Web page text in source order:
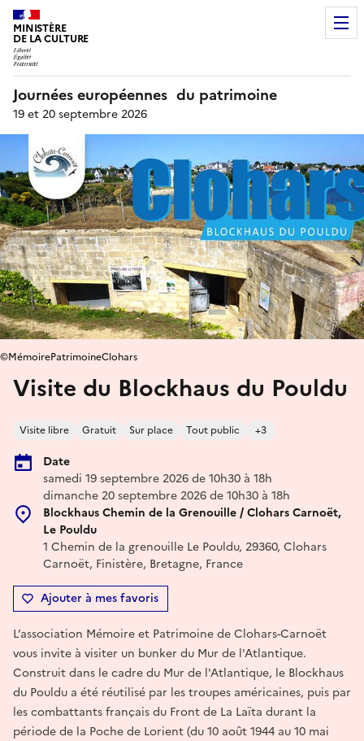
MINISTÈRE
DE LA CULTURE
Journées européennes du patrimoine
19 et 20 septembre 2026
Visite du Blockhaus du Pouldu
Visite libre Gratuit Sur place Tout public +3
Date
samedi 19 septembre 2026 de 10h30 à 18h
dimanche 20 septembre 2026 de 10h30 à 18h
Blockhaus Chemin de la Grenouille / Clohars Carnoët,
Le Pouldu
1 Chemin de la grenouille Le Pouldu, 29360, Clohars
Carnoët, Finistère, Bretagne, France
Ajouter à mes favoris
©MémoirePatrimoineClohars
L’association Mémoire et Patrimoine de Clohars-Carnoët
vous invite à visiter un bunker du Mur de l'Atlantique.
Construit dans le cadre du Mur de l'Atlantique, le Blockhaus
du Pouldu a été réutilisé par les troupes américaines, puis par
les combattants français du Front de La Laïta durant la
période de la Poche de Lorient (du 10 août 1944 au 10 mai